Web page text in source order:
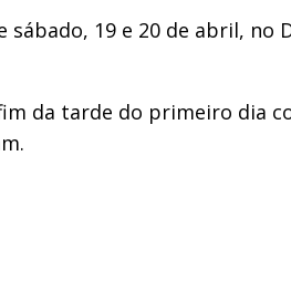
19 e 20 de abril, no
da tarde do primeiro dia